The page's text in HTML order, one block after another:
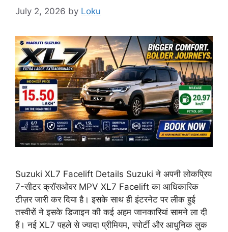
July 2, 2026 by Loku
Suzuki XL7 Facelift Details Suzuki ने अपनी लोकप्रिय
7-सीटर क्रॉसओवर MPV XL7 Facelift का आधिकारिक
टीज़र जारी कर दिया है। इसके साथ ही इंटरनेट पर लीक हुई
तस्वीरों ने इसके डिजाइन की कई अहम जानकारियां सामने ला दी
हैं। नई XL7 पहले से ज्यादा प्रीमियम, स्पोर्टी और आधुनिक लुक